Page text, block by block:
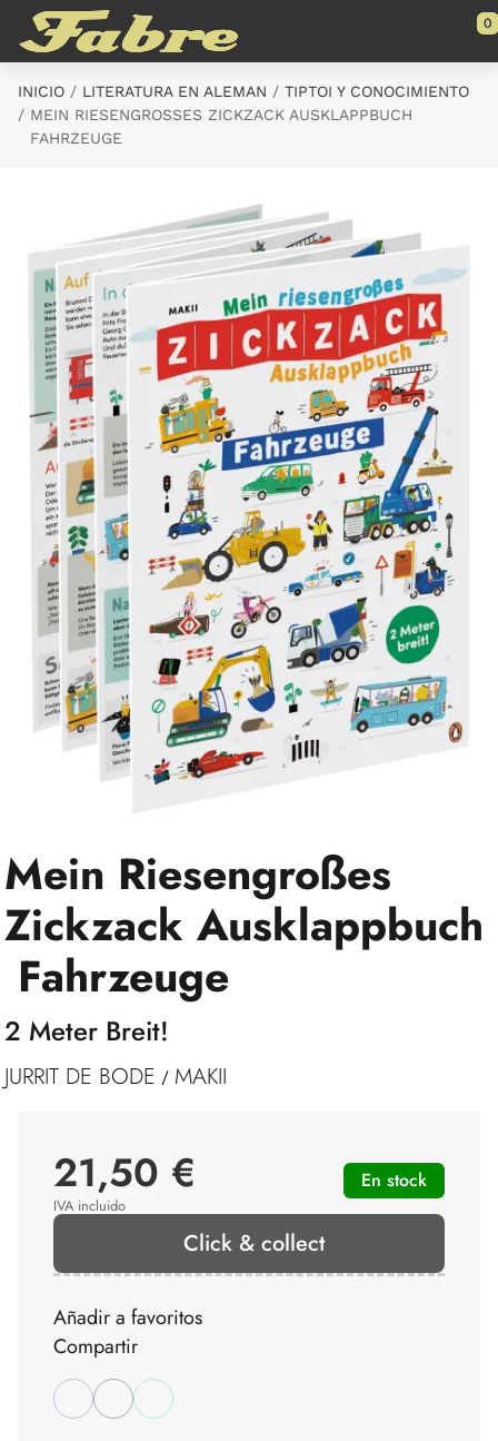
Saltar al contenido principal
0
INICIO LITERATURA EN ALEMAN
TIPTOI Y CONOCIMIENTO
MEIN RIESENGROSSES ZICKZACK AUSKLAPPBUCH  F
AHRZEUGE
Mein Riesengroßes
Zickzack Ausklappbuch
 Fahrzeuge
2 Meter Breit!
JURRIT DE BODE / MAKII
21,50 €
IVA incluido
En stock
Click & collect
Añadir a favoritos
Compartir